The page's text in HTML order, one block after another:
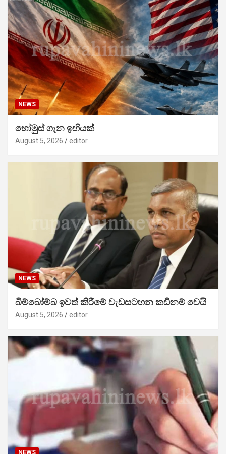
NEWS
හෝමුස් ගැන ඉඟියක්
August 5, 2026 editor
NEWS
බිම්බෝම්බ ඉවත් කිරීමේ වැඩසටහන කඩිනම් වෙයි
August 5, 2026 editor
NEWS